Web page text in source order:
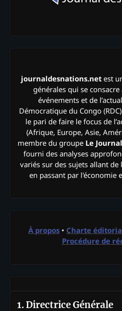
journaldesnations.netest
générales qui se
événements et de
Démocratique du Congo
le pari de faire le focus de
(Afrique, Europe, Asie,
membre du groupe Le
fourni des analyses
variés sur des sujets allant
en passant par l'économie
À propos • Charte
Procédure de
1. Directrice Générale